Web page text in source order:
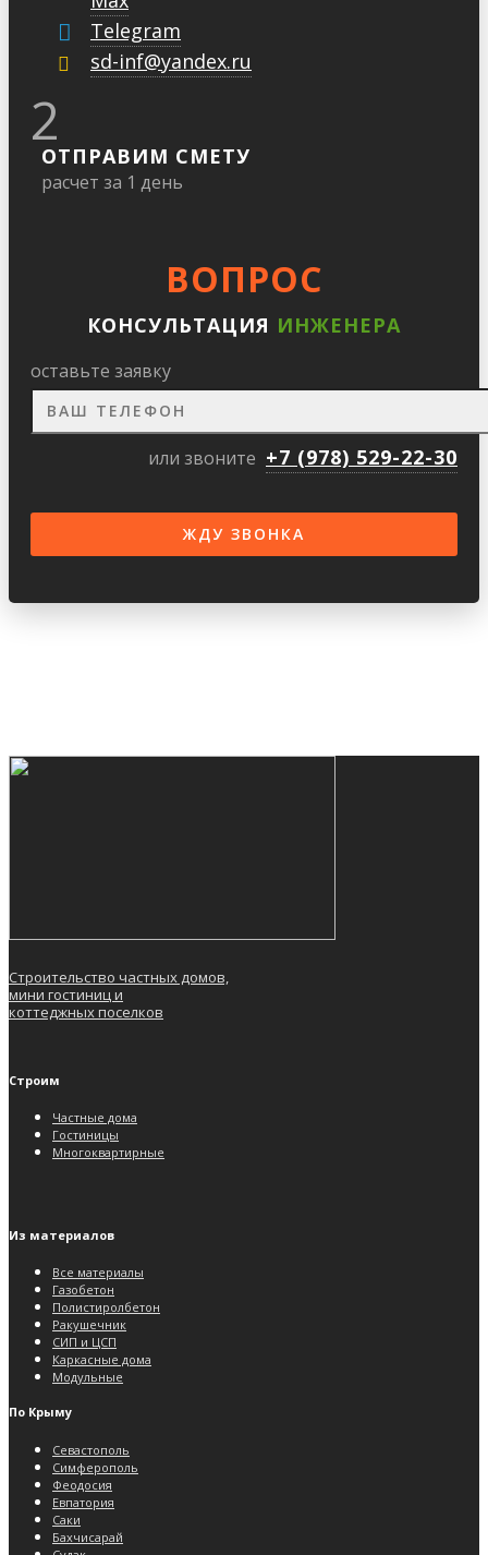
Telegram
sd-inf@yandex.ru
2
ОТПРАВИМ СМЕТУ
расчет за 1 день
ВОПРОС
КОНСУЛЬТАЦИЯ ИНЖЕНЕРА
оставьте заявку
или звоните +7 (978) 529-22-30
Строительство частных домов,
мини гостиниц и
коттеджных поселков
Строим
Частные дома
Гостиницы
Многоквартирные
Из материалов
Все материалы
Газобетон
Полистиролбетон
Ракушечник
СИП и ЦСП
Каркасные дома
Модульные
По Крыму
Севастополь
Симферополь
Феодосия
Евпатория
Саки
Бахчисарай